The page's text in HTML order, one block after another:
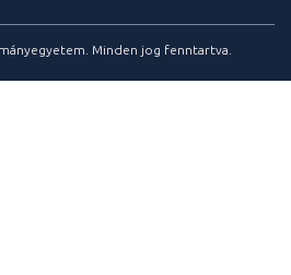
Minden jog fenntartva.